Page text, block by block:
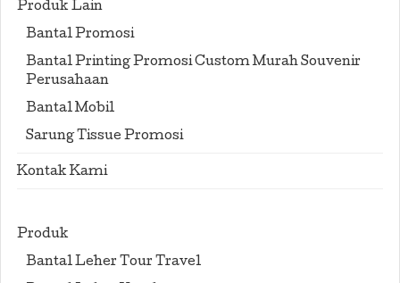
Produk Lain
Bantal Promosi
Bantal Printing Promosi Custom Murah Souvenir
Perusahaan
Bantal Mobil
Sarung Tissue Promosi
Kontak Kami
Produk
Bantal Leher Tour Travel